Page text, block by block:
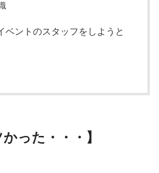
ベントのスタッフをしようと
った・・・】